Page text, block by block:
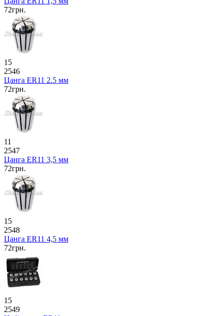
72грн.
15
2546
Цанга ER11 2.5 мм
72грн.
11
2547
Цанга ER11 3,5 мм
72грн.
15
2548
Цанга ER11 4,5 мм
72грн.
15
2549